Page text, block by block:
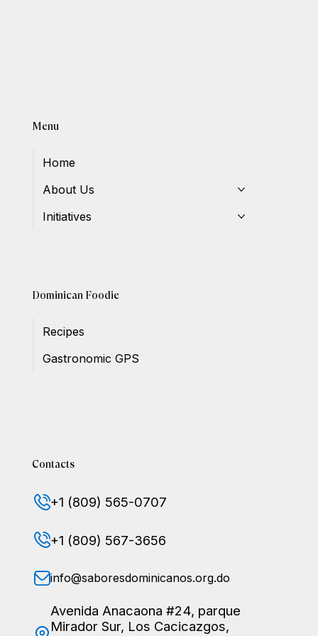
Menu
Home
About Us
Initiatives
Dominican Foodie
Recipes
Gastronomic GPS
Contacts
+1 (809) 565-0707
+1 (809) 567-3656
info@saboresdominicanos.org.do
Avenida Anacaona #24, parque
Mirador Sur, Los Cacicazgos,